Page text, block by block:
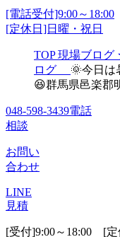
[電話受付]9:00～18:00
[定休日]日曜・祝日
TOP 現場ブログ
ログ
🌞今日は
😆群馬県邑楽郡
048-598-3439電話
相談
お問い
合わせ
LINE
見積
[受付]9:00～18:00 [定